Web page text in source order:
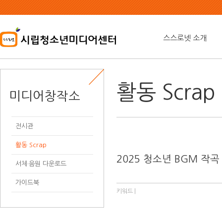
본
문
용
바
가
기
스스로넷 소개
미디어창작소
전시관
활동 Scrap
서체·음원 다운로드
가이드북
활동 Scrap
2025 청소년 BGM 작
키워드 |